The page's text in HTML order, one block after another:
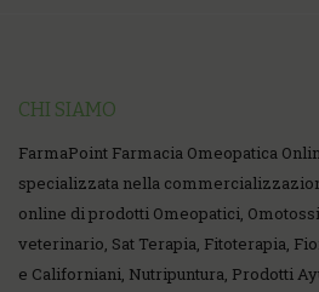
CHI SIAMO
FarmaPoint Farmacia Omeopatica
specializzata nella
online di prodotti Omeopatici,
veterinario, Sat Terapia, Fitoterapia,
e Californiani, Nutripuntura, Prodotti